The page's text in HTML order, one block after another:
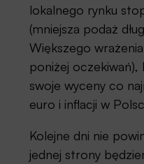
lokalnego rynku
(mniejsza podaż
Większego
poniżej
swoje wyceny co
euro i inflacji w
Kolejne dni nie
jednej strony